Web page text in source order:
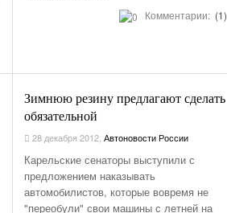
Комментарии: (1)
Зимнюю резину предлагают сделать
обязательной
28 декабря 2012 ,Автоновости России
Карельские сенаторы выступили с
предложением наказывать
автомобилистов, которые вовремя не
"переобули" свои машины с летней на